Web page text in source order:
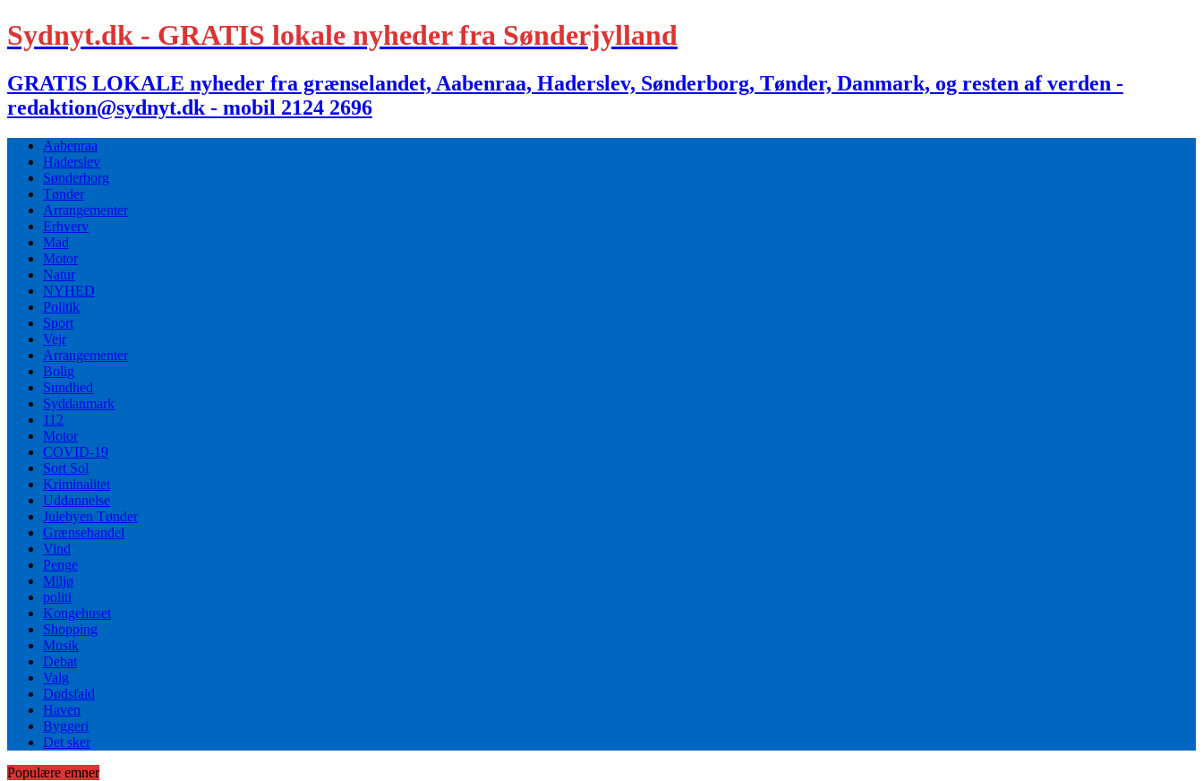
Sydnyt.dk - GRATIS lokale nyheder fra Sønderjylland
GRATIS LOKALE nyheder fra grænselandet, Aabenraa, Haderslev, Sønderborg, Tønder, Danmark, og resten af verden -
redaktion@sydnyt.dk - mobil 2124 2696
Aabenraa
Haderslev
Sønderborg
Tønder
Arrangementer
Erhverv
Mad
Motor
Natur
NYHED
Politik
Sport
Vejr
Arrangementer
Bolig
Sundhed
Syddanmark
112
Motor
COVID-19
Sort Sol
Kriminalitet
Uddannelse
Julebyen Tønder
Grænsehandel
Vind
Penge
Miljø
politi
Kongehuset
Shopping
Musik
Debat
Valg
Dødsfald
Haven
Byggeri
Det sker
Populære emner